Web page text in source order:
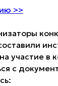
>>
участие в
с